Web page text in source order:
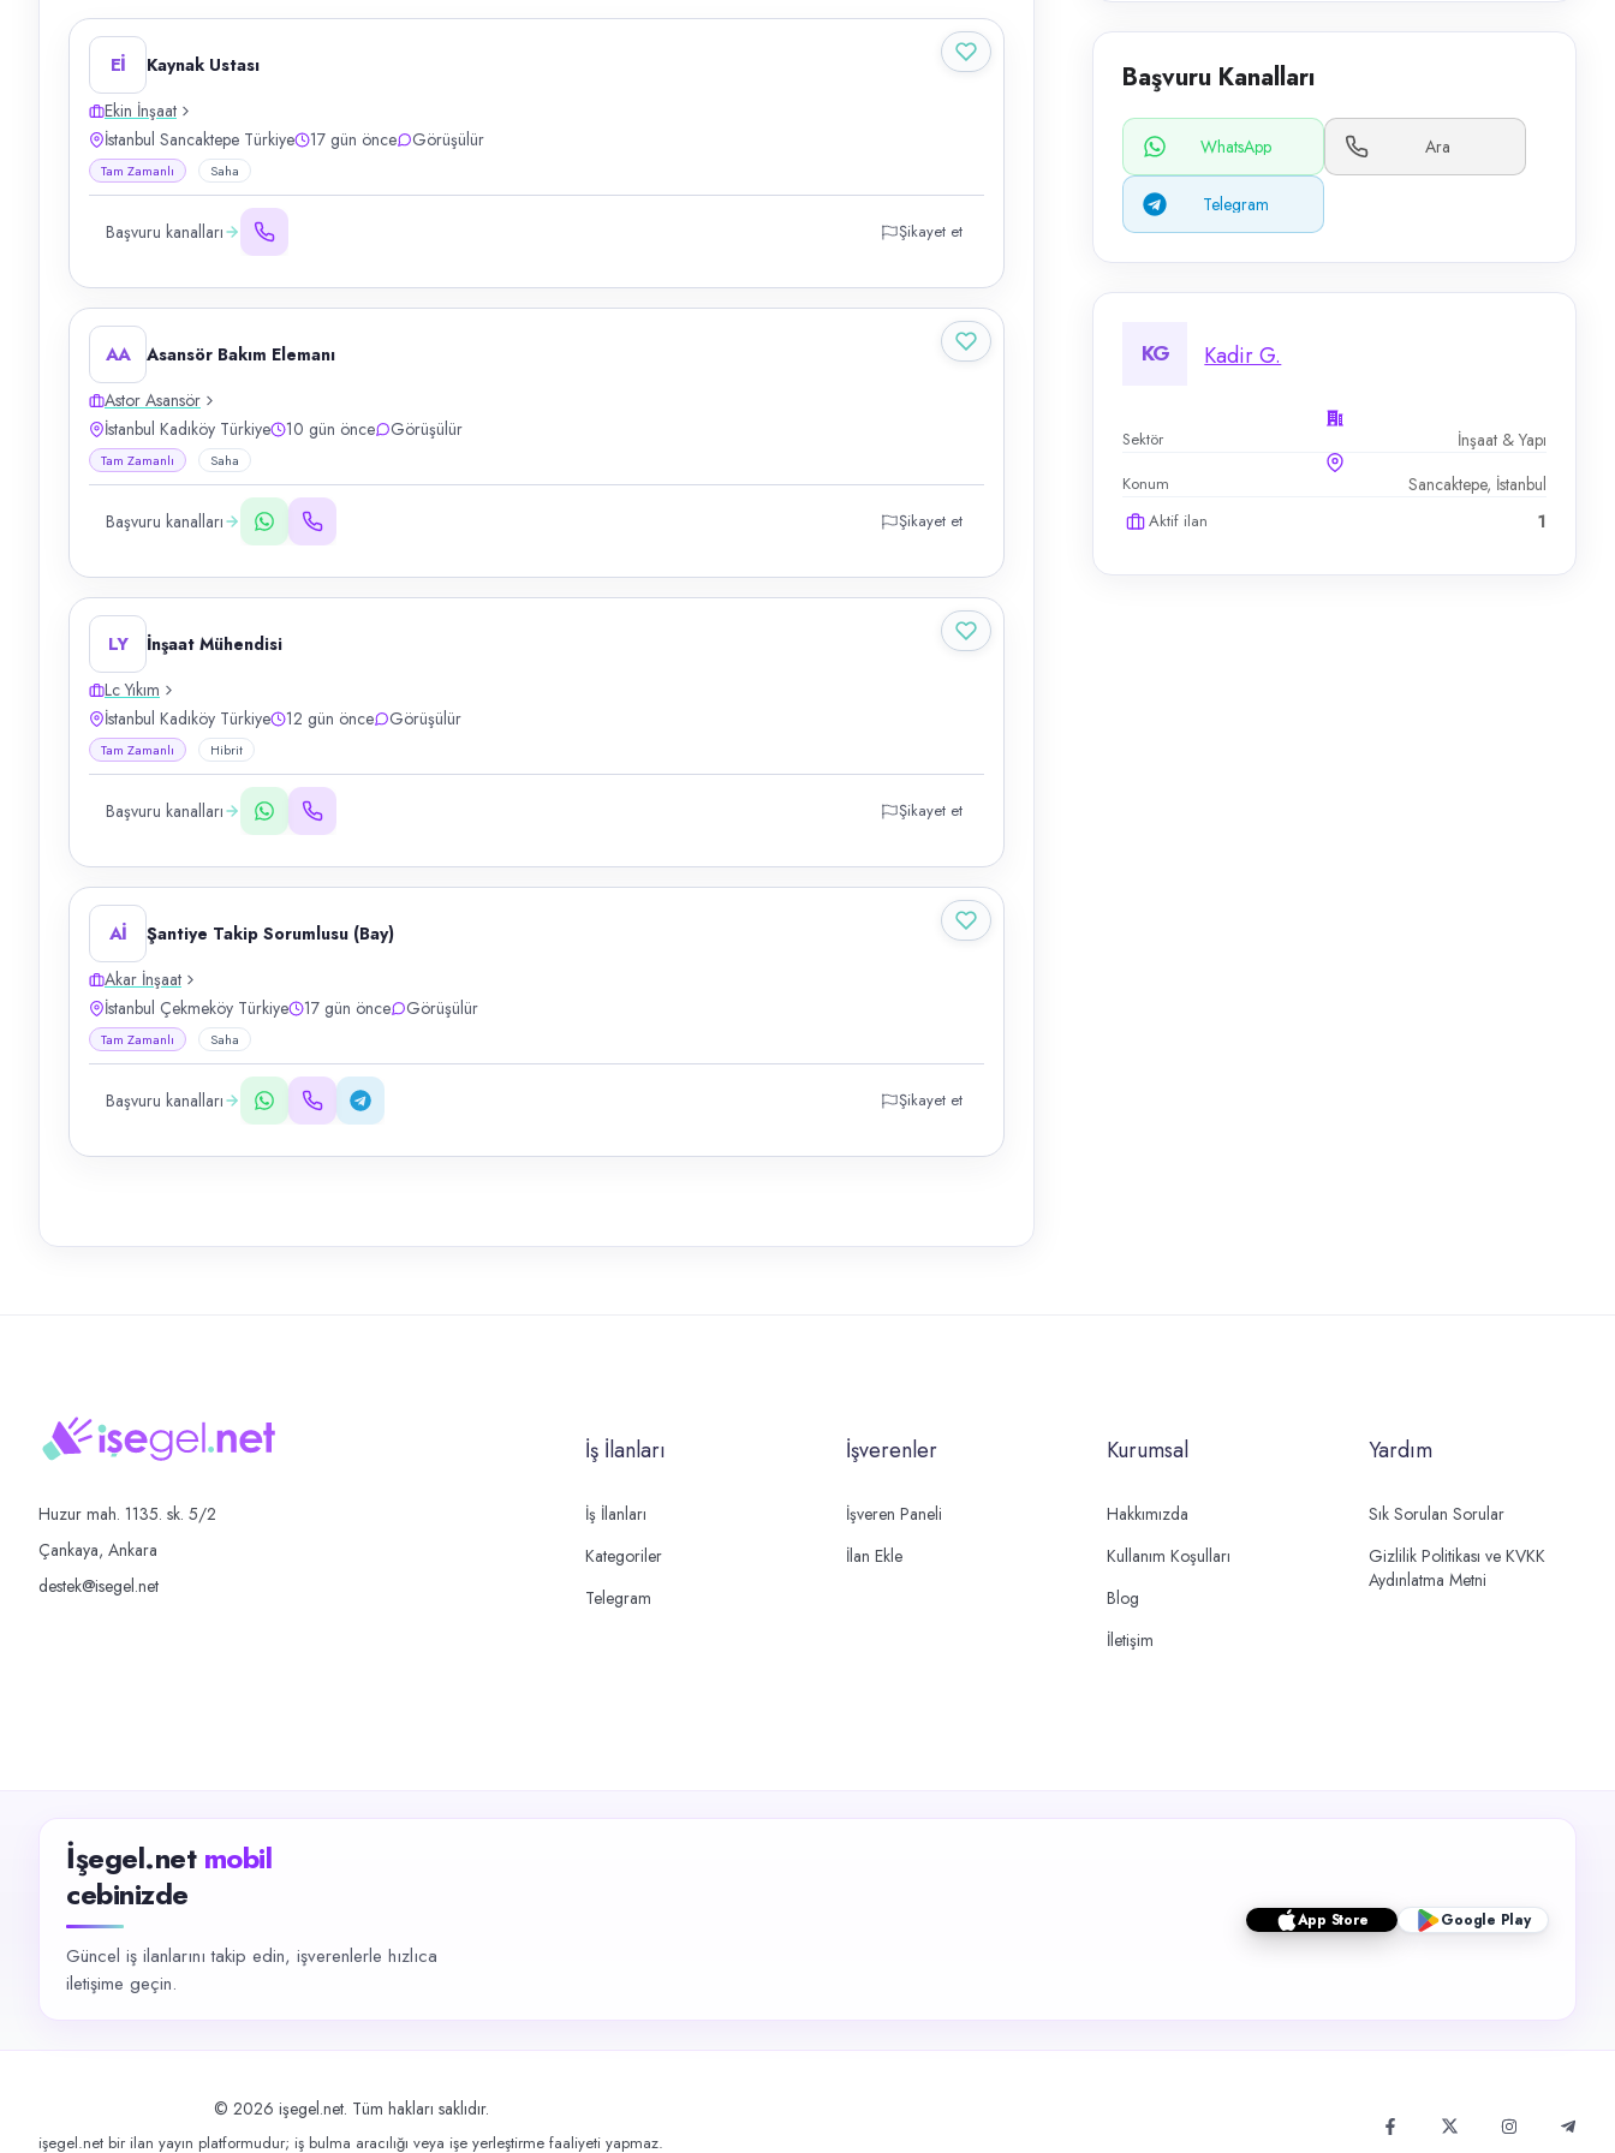
Başvuru Kanalları
WhatsApp Ara
Telegram
KG Kadir G.
Sektör İnşaat & Yapı
Konum Sancaktepe, İstanbul
Aktif ilan 1
Eİ
Kaynak Ustası
Ekin İnşaat
İstanbul Sancaktepe Türkiye
17 gün önce Görüşülür
Tam Zamanlı Saha
Başvuru kanalları Şikayet et
AA
Asansör Bakım Elemanı
Astor Asansör
İstanbul Kadıköy Türkiye
10 gün önce Görüşülür
Tam Zamanlı Saha
Başvuru kanalları Şikayet et
LY
İnşaat Mühendisi
Lc Yıkım
İstanbul Kadıköy Türkiye
12 gün önce Görüşülür
Tam Zamanlı Hibrit
Başvuru kanalları Şikayet et
Aİ
Şantiye Takip Sorumlusu (Bay)
Akar İnşaat
İstanbul Çekmeköy Türkiye
17 gün önce Görüşülür
Tam Zamanlı Saha
Başvuru kanalları Şikayet et
Huzur mah. 1135. sk. 5/2
Çankaya, Ankara
destek@isegel.net
İş İlanları
İş İlanları
Kategoriler
Telegram
İşverenler
İşveren Paneli
İlan Ekle
Kurumsal
Hakkımızda
Kullanım Koşulları
Blog
İletişim
Yardım
Sık Sorulan Sorular
Gizlilik Politikası ve KVKK
Aydınlatma Metni
İşegel.net mobil
cebinizde
Güncel iş ilanlarını takip edin, işverenlerle hızlıca
iletişime geçin.
App Store Google Play
© 2026 işegel.net. Tüm hakları saklıdır.
işegel.net bir ilan yayın platformudur; iş bulma aracılığı veya işe yerleştirme faaliyeti yapmaz.